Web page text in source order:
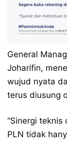
General
Joharifin,
wujud nyata
terus diusung
“Sinergi
PLN tidak